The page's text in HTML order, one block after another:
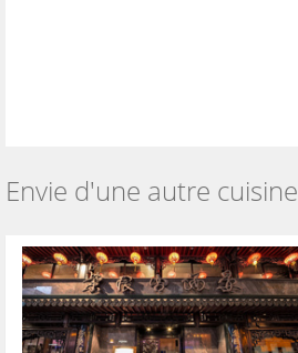
Envie d'une autre cuisine